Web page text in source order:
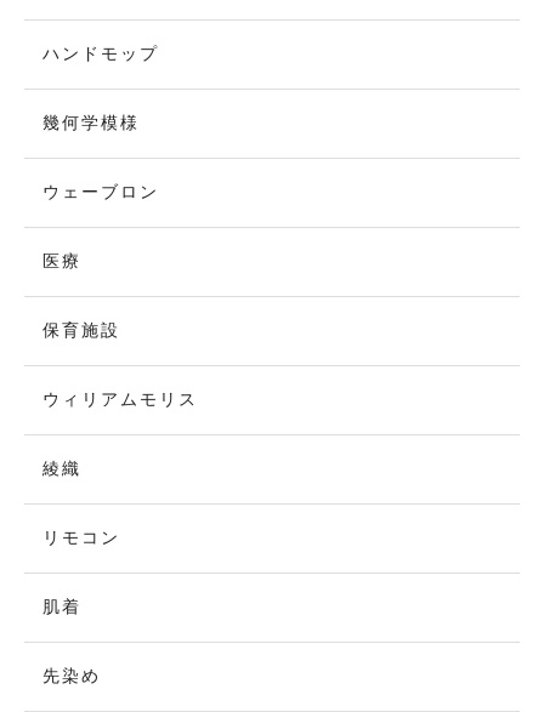
ハンドモップ
幾何学模様
ウェーブロン
医療
保育施設
ウィリアムモリス
綾織
リモコン
肌着
先染め